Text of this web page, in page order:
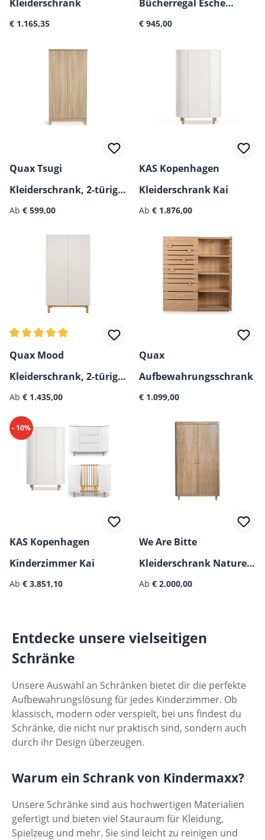
Kleiderschrank
Regulärer Preis:
€ 1.165,35
Bücherregal Esche
Natur
Regulärer Preis:
€ 945,00
Quax Tsugi
Kleiderschrank, 2-türig/
3-türig
Regulärer Preis:
Ab € 599,00
KAS Kopenhagen
Kleiderschrank Kai
Regulärer Preis:
Ab € 1.876,00
Durchschnittliche Bewertung von 5 von 5 Sternen
Quax Mood
Kleiderschrank, 2-türig/
3-türig
Regulärer Preis:
Ab € 1.435,00
Quax
Aufbewahrungsschrank
Regulärer Preis:
€ 1.099,00
- 10%
KAS Kopenhagen
Kinderzimmer Kai
Ab € 3.851,10
We Are Bitte
Kleiderschrank Nature -
Eiche
Ab € 2.000,00
Entdecke unsere vielseitigen
Schränke
Unsere Auswahl an Schränken bietet dir die perfekte
Aufbewahrungslösung für jedes Kinderzimmer. Ob
klassisch, modern oder verspielt, bei uns findest du
Schränke, die nicht nur praktisch sind, sondern auch
durch ihr Design überzeugen.
Warum ein Schrank von Kindermaxx?
Unsere Schränke sind aus hochwertigen Materialien
gefertigt und bieten viel Stauraum für Kleidung,
Spielzeug und mehr. Sie sind leicht zu reinigen und